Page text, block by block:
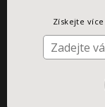
Získejte